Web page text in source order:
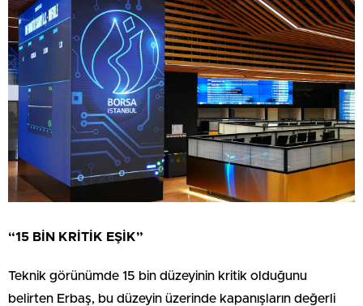
“15 BİN KRİTİK EŞİK”
Teknik görünümde 15 bin düzeyinin kritik olduğunu
belirten Erbaş, bu düzeyin üzerinde kapanışların değerli